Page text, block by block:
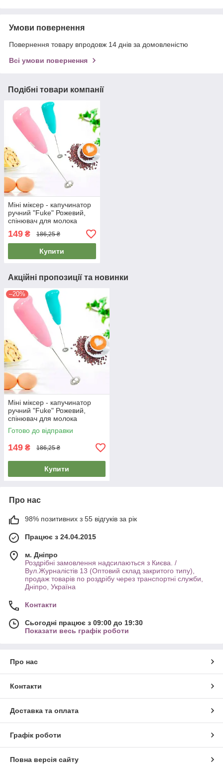
Умови повернення
Повернення товару впродовж 14 днів за домовленістю
Всі умови повернення
Подібні товари компанії
Міні міксер - капучинатор
ручний "Fuke" Рожевий,
спінювач для молока
електричний (капучинатор
ручной)
149 ₴ 186,25 ₴
Купити
Акційні пропозиції та новинки
–20%
Міні міксер - капучинатор
ручний "Fuke" Рожевий,
спінювач для молока
електричний (капучинатор
ручной)
Готово до відправки
149 ₴ 186,25 ₴
Купити
Про нас
98% позитивних з 55 відгуків за рік
Працює з 24.04.2015
м. Дніпро
Роздрібні замовлення надсилаються з Києва. /
Вул.Журналістів 13 (Оптовий склад закритого типу),
продаж товарів по роздрібу через транспортні служби,
Дніпро, Україна
Контакти
Сьогодні працює з 09:00 до 19:30
Показати весь графік роботи
Про нас
Контакти
Доставка та оплата
Графік роботи
Повна версія сайту